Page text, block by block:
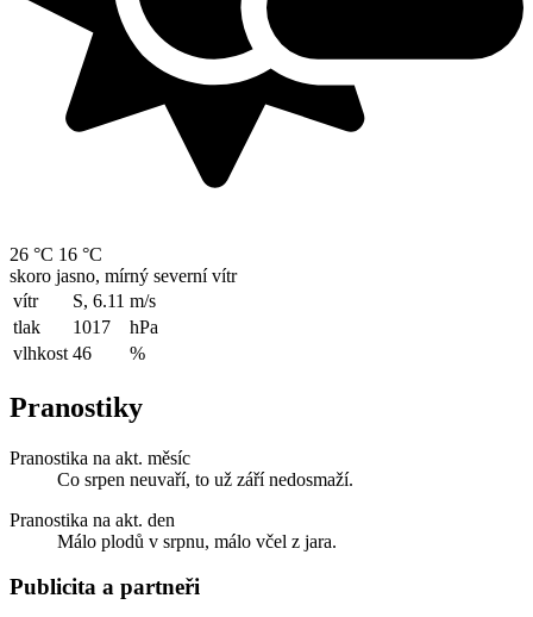
26 °C 16 °C
skoro jasno, mírný severní vítr
vítr
S, 6.11 m/s
tlak
1017
hPa
vlhkost 46 %
Pranostiky
Pranostika na akt. měsíc
Co srpen neuvaří, to už září nedosmaží.
Pranostika na akt. den
Málo plodů v srpnu, málo včel z jara.
Publicita a partneři